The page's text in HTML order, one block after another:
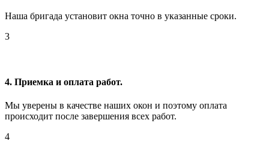
Наша бригада установит окна точно в указанные сроки.
3
4. Приемка и оплата работ.
Мы уверены в качестве наших окон и поэтому оплата
происходит после завершения всех работ.
4